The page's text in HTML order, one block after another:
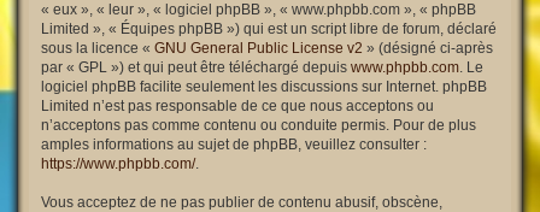
« eux », « leur », « logiciel phpBB », « www.phpbb.com », « phpBB
Limited », « Équipes phpBB ») qui est un script libre de forum, déclaré
sous la licence « GNU General Public License v2 » (désigné ci-après
par « GPL ») et qui peut être téléchargé depuis www.phpbb.com. Le
logiciel phpBB facilite seulement les discussions sur Internet. phpBB
Limited n’est pas responsable de ce que nous acceptons ou
n’acceptons pas comme contenu ou conduite permis. Pour de plus
amples informations au sujet de phpBB, veuillez consulter :
https://www.phpbb.com/.
Vous acceptez de ne pas publier de contenu abusif, obscène,